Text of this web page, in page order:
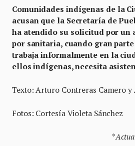
Comunidades indígenas de la
acusan que la Secretaría de
ha atendido su solicitud por un
por sanitaria, cuando gran
trabaja informalmente en la
ellos indígenas, necesita
Texto: Arturo Contreras Camero
Fotos: Cortesía Violeta Sánchez
*